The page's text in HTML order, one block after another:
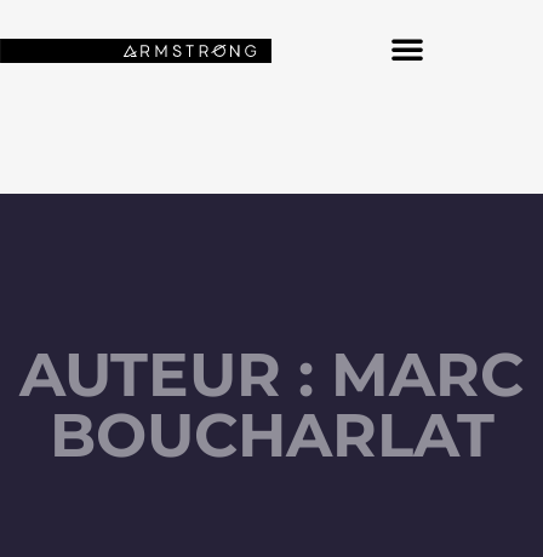
AUTEUR : MARC
BOUCHARLAT